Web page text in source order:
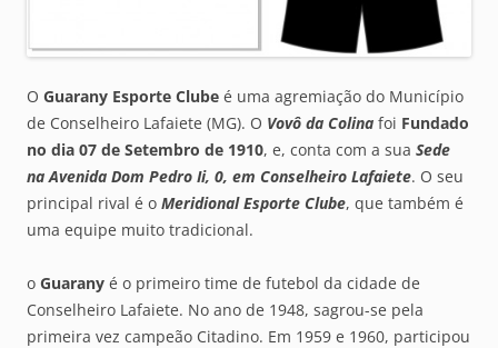
O Guarany Esporte Clube é uma agremiação do Município
de Conselheiro Lafaiete (MG). O Vovô da Colina foi Fundado
no dia 07 de Setembro de 1910, e, conta com a sua Sede
na Avenida Dom Pedro Ii, 0, em Conselheiro Lafaiete. O seu
principal rival é o Meridional Esporte Clube, que também é
uma equipe muito tradicional.
o Guarany é o primeiro time de futebol da cidade de
Conselheiro Lafaiete. No ano de 1948, sagrou-se pela
primeira vez campeão Citadino. Em 1959 e 1960, participou